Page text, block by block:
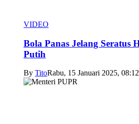
VIDEO
Bola Panas Jelang Seratus
Putih
By TitoRabu, 15 Januari 2025, 08:12